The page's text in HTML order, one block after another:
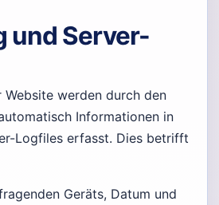
und Server-
Website werden durch den
Informationen in
Logfiles erfasst. Dies betrifft
Geräts, Datum und